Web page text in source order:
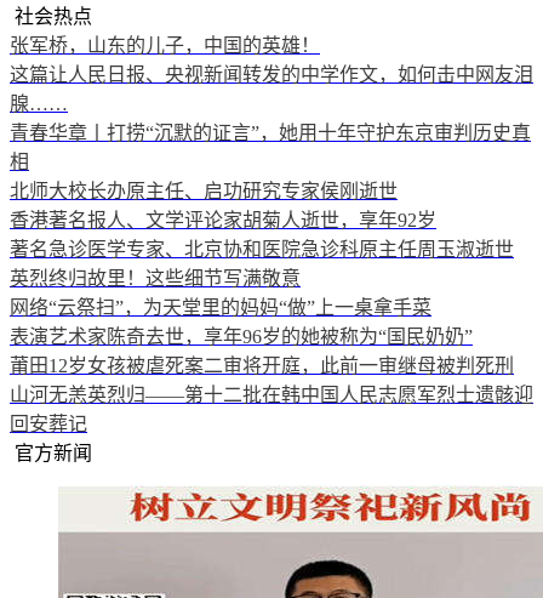
社会热点
张军桥，山东的儿子，中国的英雄！
这篇让人民日报、央视新闻转发的中学作文，如何击中网友泪
腺……
青春华章丨打捞“沉默的证言”，她用十年守护东京审判历史真
相
北师大校长办原主任、启功研究专家侯刚逝世
香港著名报人、文学评论家胡菊人逝世，享年92岁
著名急诊医学专家、北京协和医院急诊科原主任周玉淑逝世
英烈终归故里！这些细节写满敬意
网络“云祭扫”，为天堂里的妈妈“做”上一桌拿手菜
表演艺术家陈奇去世，享年96岁的她被称为“国民奶奶”
莆田12岁女孩被虐死案二审将开庭，此前一审继母被判死刑
山河无恙英烈归——第十二批在韩中国人民志愿军烈士遗骸迎
回安葬记
官方新闻